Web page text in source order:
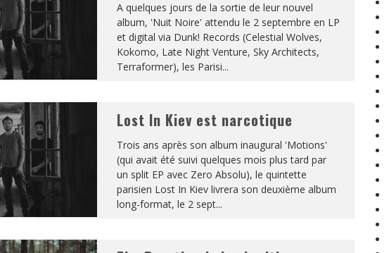
A quelques jours de la sortie de leur nouvel
album, 'Nuit Noire' attendu le 2 septembre en LP
et digital via Dunk! Records (Celestial Wolves,
Kokomo, Late Night Venture, Sky Architects,
Terraformer), les Parisi...
Lost In Kiev est narcotique
Trois ans après son album inaugural 'Motions'
(qui avait été suivi quelques mois plus tard par
un split EP avec Zero Absolu), le quintette
parisien Lost In Kiev livrera son deuxième album
long-format, le 2 sept...